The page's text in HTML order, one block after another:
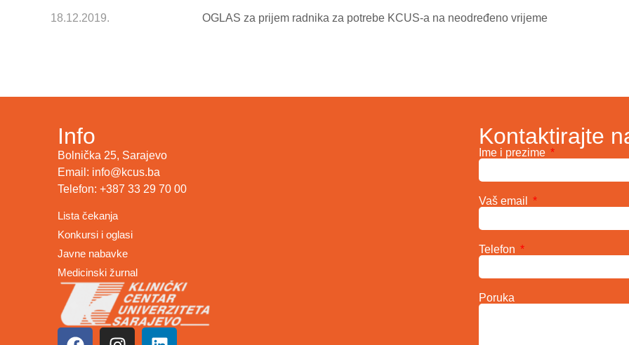
18.12.2019. OGLAS za prijem radnika za potrebe KCUS-a na neodređeno vrijeme
Info
Bolnička 25, Sarajevo
Email: info@kcus.ba
Telefon: +387 33 29 70 00
Lista čekanja
Konkursi i oglasi
Javne nabavke
Medicinski žurnal
Kontaktirajte
Ime i prezime
Vaš email
Telefon
Poruka